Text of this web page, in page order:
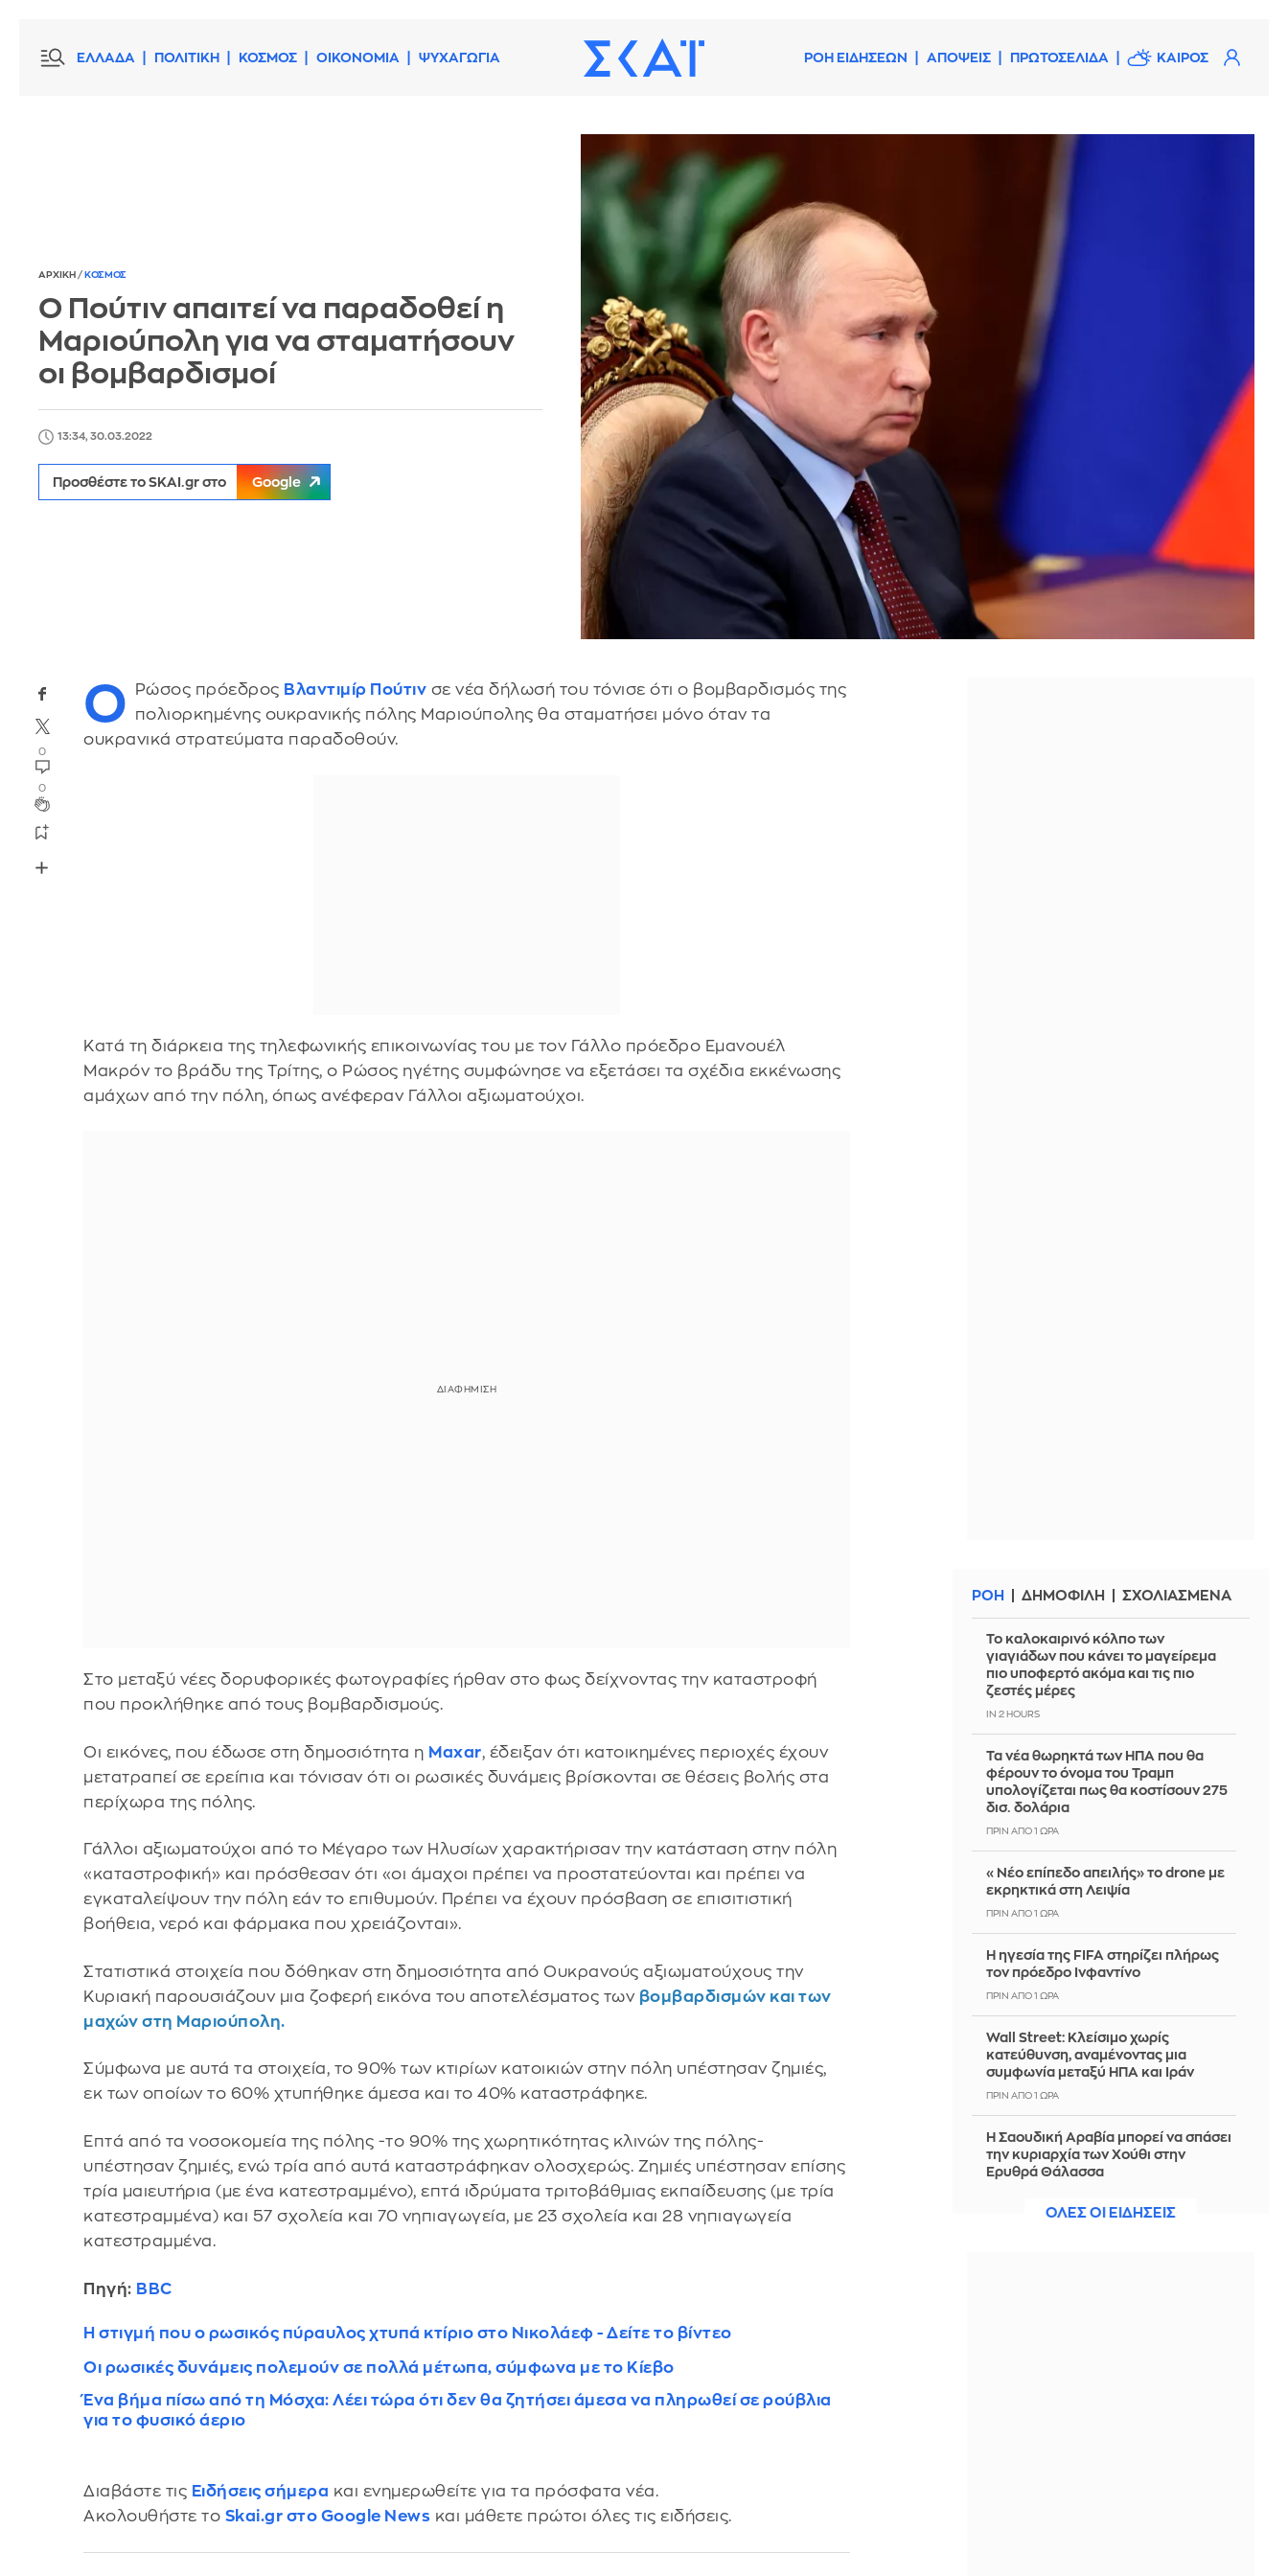
ΕΛΛΑΔΑ ΠΟΛΙΤΙΚΗ ΚΟΣΜΟΣ ΟΙΚΟΝΟΜΙΑ ΨΥΧΑΓΩΓΙΑ ΡΟΗ ΕΙΔΗΣΕΩΝ ΑΠΟΨΕΙΣ ΠΡΩΤΟΣΕΛΙΔΑ ΚΑΙΡΟΣ
ΑΡΧΙΚΗ / ΚΟΣΜΟΣ
Ο Πούτιν απαιτεί να παραδοθεί η
Μαριούπολη για να σταματήσουν
οι βομβαρδισμοί
13:34, 30.03.2022
Προσθέστε το SKAI.gr στο Google
0
0
Ο Ρώσος πρόεδρος Βλαντιμίρ Πούτιν σε νέα δήλωσή του τόνισε ότι ο βομβαρδισμός της
πολιορκημένης ουκρανικής πόλης Μαριούπολης θα σταματήσει μόνο όταν τα
ουκρανικά στρατεύματα παραδοθούν.
Κατά τη διάρκεια της τηλεφωνικής επικοινωνίας του με τον Γάλλο πρόεδρο Εμανουέλ
Μακρόν το βράδυ της Τρίτης, ο Ρώσος ηγέτης συμφώνησε να εξετάσει τα σχέδια εκκένωσης
αμάχων από την πόλη, όπως ανέφεραν Γάλλοι αξιωματούχοι.
Στο μεταξύ νέες δορυφορικές φωτογραφίες ήρθαν στο φως δείχνοντας την καταστροφή
που προκλήθηκε από τους βομβαρδισμούς.
Οι εικόνες, που έδωσε στη δημοσιότητα η Maxar, έδειξαν ότι κατοικημένες περιοχές έχουν
μετατραπεί σε ερείπια και τόνισαν ότι οι ρωσικές δυνάμεις βρίσκονται σε θέσεις βολής στα
περίχωρα της πόλης.
Γάλλοι αξιωματούχοι από το Μέγαρο των Ηλυσίων χαρακτήρισαν την κατάσταση στην πόλη
«καταστροφική» και πρόσθεσαν ότι «οι άμαχοι πρέπει να προστατεύονται και πρέπει να
εγκαταλείψουν την πόλη εάν το επιθυμούν. Πρέπει να έχουν πρόσβαση σε επισιτιστική
βοήθεια, νερό και φάρμακα που χρειάζονται».
Στατιστικά στοιχεία που δόθηκαν στη δημοσιότητα από Ουκρανούς αξιωματούχους την
Κυριακή παρουσιάζουν μια ζοφερή εικόνα του αποτελέσματος των βομβαρδισμών και των
μαχών στη Μαριούπολη.
Σύμφωνα με αυτά τα στοιχεία, το 90% των κτιρίων κατοικιών στην πόλη υπέστησαν ζημιές,
εκ των οποίων το 60% χτυπήθηκε άμεσα και το 40% καταστράφηκε.
Επτά από τα νοσοκομεία της πόλης -το 90% της χωρητικότητας κλινών της πόλης-
υπέστησαν ζημιές, ενώ τρία από αυτά καταστράφηκαν ολοσχερώς. Ζημιές υπέστησαν επίσης
τρία μαιευτήρια (με ένα κατεστραμμένο), επτά ιδρύματα τριτοβάθμιας εκπαίδευσης (με τρία
κατεστραμμένα) και 57 σχολεία και 70 νηπιαγωγεία, με 23 σχολεία και 28 νηπιαγωγεία
κατεστραμμένα.
Πηγή: BBC
Η στιγμή που ο ρωσικός πύραυλος χτυπά κτίριο στο Νικολάεφ - Δείτε το βίντεο
Οι ρωσικές δυνάμεις πολεμούν σε πολλά μέτωπα, σύμφωνα με το Κίεβο
Ένα βήμα πίσω από τη Μόσχα: Λέει τώρα ότι δεν θα ζητήσει άμεσα να πληρωθεί σε ρούβλια
για το φυσικό άεριο
Διαβάστε τις Ειδήσεις σήμερα και ενημερωθείτε για τα πρόσφατα νέα.
Ακολουθήστε το Skai.gr στο Google News και μάθετε πρώτοι όλες τις ειδήσεις.
ΡΟΗ ΔΗΜΟΦΙΛΗ ΣΧΟΛΙΑΣΜΕΝΑ
Το καλοκαιρινό κόλπο των
γιαγιάδων που κάνει το μαγείρεμα
πιο υποφερτό ακόμα και τις πιο
ζεστές μέρες
IN 2 HOURS
Τα νέα θωρηκτά των ΗΠΑ που θα
φέρουν το όνομα του Τραμπ
υπολογίζεται πως θα κοστίσουν 275
δισ. δολάρια
ΠΡΙΝ ΑΠΌ 1 ΏΡΑ
«Νέο επίπεδο απειλής» το drone με
εκρηκτικά στη Λειψία
ΠΡΙΝ ΑΠΌ 1 ΏΡΑ
Η ηγεσία της FIFA στηρίζει πλήρως
τον πρόεδρο Ινφαντίνο
ΠΡΙΝ ΑΠΌ 1 ΏΡΑ
Wall Street: Κλείσιμο χωρίς
κατεύθυνση, αναμένοντας μια
συμφωνία μεταξύ ΗΠΑ και Ιράν
ΠΡΙΝ ΑΠΌ 1 ΏΡΑ
Η Σαουδική Αραβία μπορεί να σπάσει
την κυριαρχία των Χούθι στην
Ερυθρά Θάλασσα
ΟΛΕΣ ΟΙ ΕΙΔΗΣΕΙΣ